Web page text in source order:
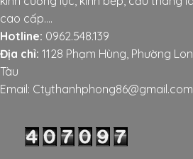
cao cấp....
Hotline: 0962.548.139
Địa chỉ: 1128 Phạm Hùng, Phường
Tàu
Email: Ctythanhphong86@gmail.com